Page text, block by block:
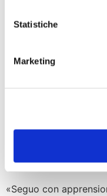
Statistiche
Marketing
questa ragione
cuore ai
alla
loro lavoro
«Seguo con